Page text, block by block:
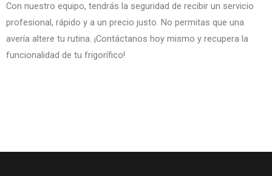
Con nuestro equipo, tendrás la seguridad de recibir un servicio
profesional, rápido y a un precio justo. No permitas que una
avería altere tu rutina. ¡Contáctanos hoy mismo y recupera la
funcionalidad de tu frigorífico!